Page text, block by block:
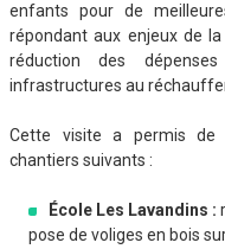
enfants pour de
répondant aux enjeux de
réduction des
infrastructures au
Cette visite a permis de
chantiers suivants :
École Les Lavandins :
pose de voliges en bois